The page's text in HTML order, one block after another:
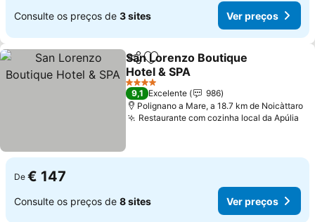
Consulte os preços de 3 sites Ver preços
PartilharAdicionar aos favoritos
San Lorenzo Boutique
Hotel & SPA
4 Estrelas
9,1 Excelente
986
Polignano a Mare, a 18.7 km de Noicàttaro
Restaurante com cozinha local da Apúlia
De € 147
Consulte os preços de 8 sites Ver preços